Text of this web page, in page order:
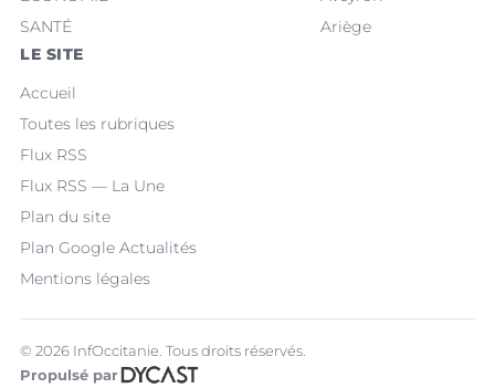
SANTÉ
Ariège
LE SITE
Accueil
Toutes les rubriques
Flux RSS
Flux RSS — La Une
Plan du site
Plan Google Actualités
Mentions légales
© 2026 InfOccitanie. Tous droits réservés.
Propulsé par